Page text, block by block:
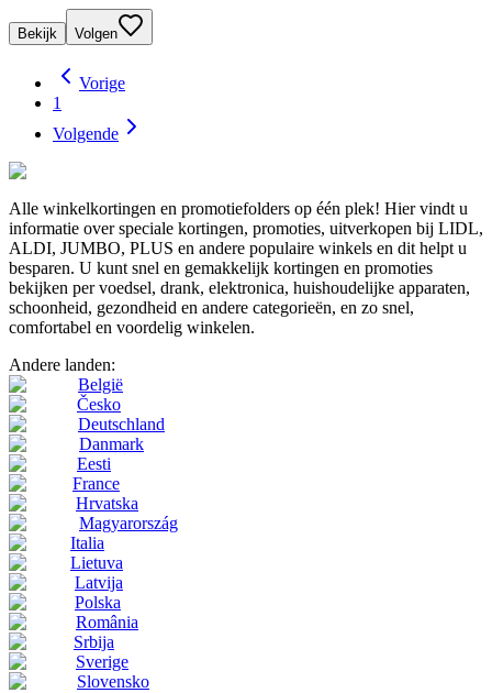
Bekijk Volgen
Vorige
1
Volgende
Alle winkelkortingen en promotiefolders op één plek! Hier vindt u
informatie over speciale kortingen, promoties, uitverkopen bij LIDL,
ALDI, JUMBO, PLUS en andere populaire winkels en dit helpt u
besparen. U kunt snel en gemakkelijk kortingen en promoties
bekijken per voedsel, drank, elektronica, huishoudelijke apparaten,
schoonheid, gezondheid en andere categorieën, en zo snel,
comfortabel en voordelig winkelen.
Andere landen:
België
Česko
Deutschland
Danmark
Eesti
France
Hrvatska
Magyarország
Italia
Lietuva
Latvija
Polska
România
Srbija
Sverige
Slovensko